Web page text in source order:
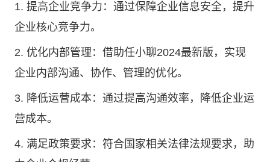
1. 提高企业竞争力：通过保障企业信息安全，提升
企业核心竞争力。
2. 优化内部管理：借助任小聊2024最新版，实现
企业内部沟通、协作、管理的优化。
3. 降低运营成本：通过提高沟通效率，降低企业运
营成本。
4. 满足政策要求：符合国家相关法律法规要求，助